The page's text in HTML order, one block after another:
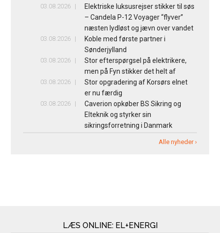
03.08.2026
Elektriske luksusrejser stikker til søs
– Candela P-12 Voyager “flyver”
næsten lydløst og jævn over vandet
03.08.2026
Koble med første partner i
Sønderjylland
03.08.2026
Stor efterspørgsel på elektrikere,
men på Fyn stikker det helt af
03.08.2026
Stor opgradering af Korsørs elnet
er nu færdig
03.08.2026
Caverion opkøber BS Sikring og
Elteknik og styrker sin
sikringsforretning i Danmark
Alle nyheder ›
LÆS ONLINE: EL+ENERGI